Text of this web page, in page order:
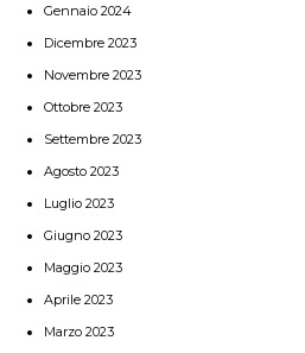
Gennaio 2024
Dicembre 2023
Novembre 2023
Ottobre 2023
Settembre 2023
Agosto 2023
Luglio 2023
Giugno 2023
Maggio 2023
Aprile 2023
Marzo 2023